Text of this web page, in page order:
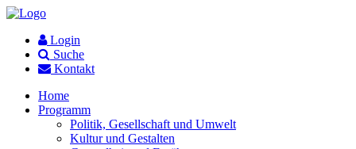
Login
Suche
Kontakt
Home
Programm
Politik, Gesellschaft und Umwelt
Kultur und Gestalten